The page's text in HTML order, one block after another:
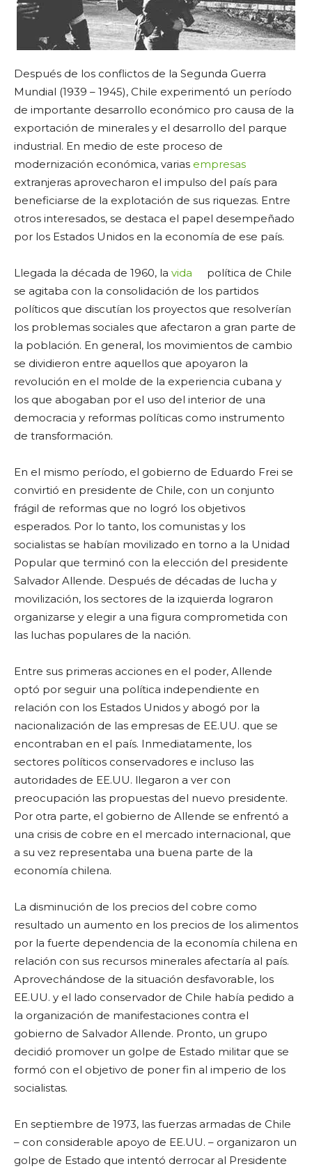
Después de los conflictos de la Segunda Guerra
Mundial (1939 – 1945), Chile experimentó un período
de importante desarrollo económico pro causa de la
exportación de minerales y el desarrollo del parque
industrial. En medio de este proceso de
modernización económica, varias empresas
extranjeras aprovecharon el impulso del país para
beneficiarse de la explotación de sus riquezas. Entre
otros interesados, se destaca el papel desempeñado
por los Estados Unidos en la economía de ese país.
Llegada la década de 1960, la vida
política de Chile
se agitaba con la consolidación de los partidos
políticos que discutían los proyectos que resolverían
los problemas sociales que afectaron a gran parte de
la población. En general, los movimientos de cambio
se dividieron entre aquellos que apoyaron la
revolución en el molde de la experiencia cubana y
los que abogaban por el uso del interior de una
democracia y reformas políticas como instrumento
de transformación.
En el mismo período, el gobierno de Eduardo Frei se
convirtió en presidente de Chile, con un conjunto
frágil de reformas que no logró los objetivos
esperados. Por lo tanto, los comunistas y los
socialistas se habían movilizado en torno a la Unidad
Popular que terminó con la elección del presidente
Salvador Allende. Después de décadas de lucha y
movilización, los sectores de la izquierda lograron
organizarse y elegir a una figura comprometida con
las luchas populares de la nación.
Entre sus primeras acciones en el poder, Allende
optó por seguir una política independiente en
relación con los Estados Unidos y abogó por la
nacionalización de las empresas de EE.UU. que se
encontraban en el país. Inmediatamente, los
sectores políticos conservadores e incluso las
autoridades de EE.UU. llegaron a ver con
preocupación las propuestas del nuevo presidente.
Por otra parte, el gobierno de Allende se enfrentó a
una crisis de cobre en el mercado internacional, que
a su vez representaba una buena parte de la
economía chilena.
La disminución de los precios del cobre como
resultado un aumento en los precios de los alimentos
por la fuerte dependencia de la economía chilena en
relación con sus recursos minerales afectaría al país.
Aprovechándose de la situación desfavorable, los
EE.UU. y el lado conservador de Chile había pedido a
la organización de manifestaciones contra el
gobierno de Salvador Allende. Pronto, un grupo
decidió promover un golpe de Estado militar que se
formó con el objetivo de poner fin al imperio de los
socialistas.
En septiembre de 1973, las fuerzas armadas de Chile
– con considerable apoyo de EE.UU. – organizaron un
golpe de Estado que intentó derrocar al Presidente